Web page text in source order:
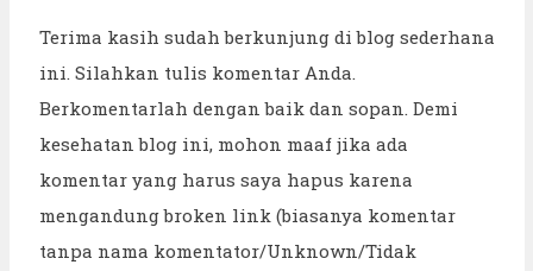
Terima kasih sudah berkunjung di blog sederhana
ini. Silahkan tulis komentar Anda.
Berkomentarlah dengan baik dan sopan. Demi
kesehatan blog ini, mohon maaf jika ada
komentar yang harus saya hapus karena
mengandung broken link (biasanya komentar
tanpa nama komentator/Unknown/Tidak